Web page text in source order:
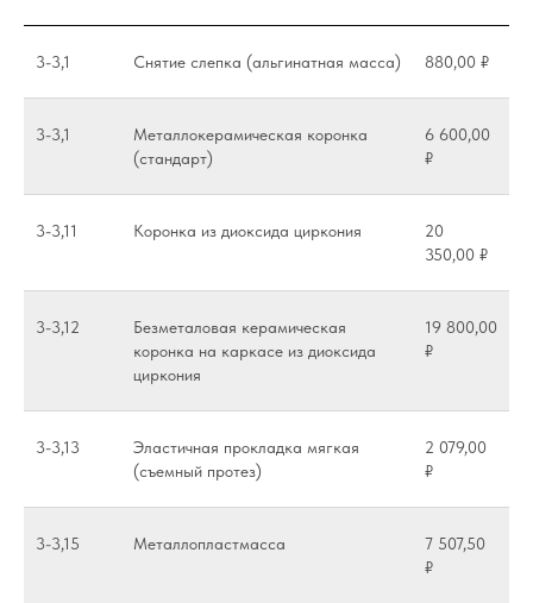
3-3,1 Снятие слепка (альгинатная масса) 880,00 ₽
3-3,1
Металлокерамическая коронка
(стандарт)
6 600,00
₽
3-3,11 Коронка из диоксида циркония
20
350,00 ₽
3-3,12
Безметаловая керамическая
коронка на каркасе из диоксида
циркония
19 800,00
₽
3-3,13
Эластичная прокладка мягкая
(съемный протез)
2 079,00
₽
3-3,15 Металлопластмасса
7 507,50
₽